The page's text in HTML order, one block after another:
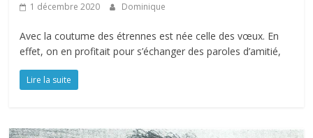
1 décembre 2020 Dominique
Avec la coutume des étrennes est née celle des vœux. En
effet, on en profitait pour s’échanger des paroles d’amitié,
Lire la suite